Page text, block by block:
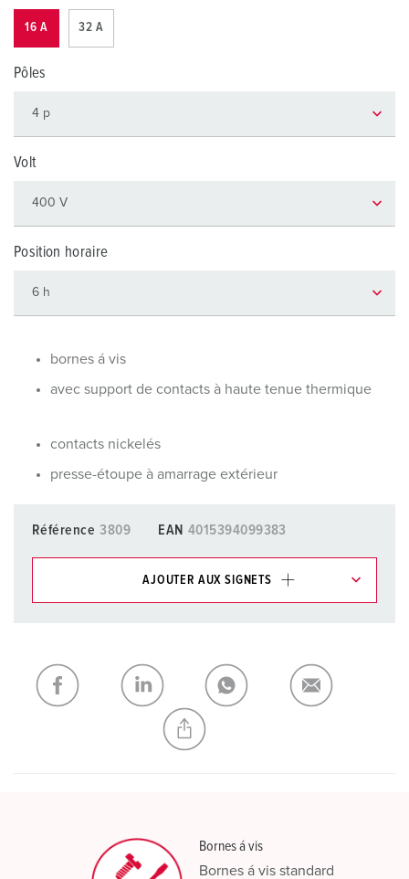
16 A 32 A
Pôles
Volt
Position horaire
bornes á vis
avec support de contacts à haute tenue thermique
contacts nickelés
presse-étoupe à amarrage extérieur
Référence 3809 EAN 4015394099383
AJOUTER AUX SIGNETS
Ma liste AJOUTER
CRÉER UNE NOUVELLE LISTE
Bornes á vis
Bornes á vis standard